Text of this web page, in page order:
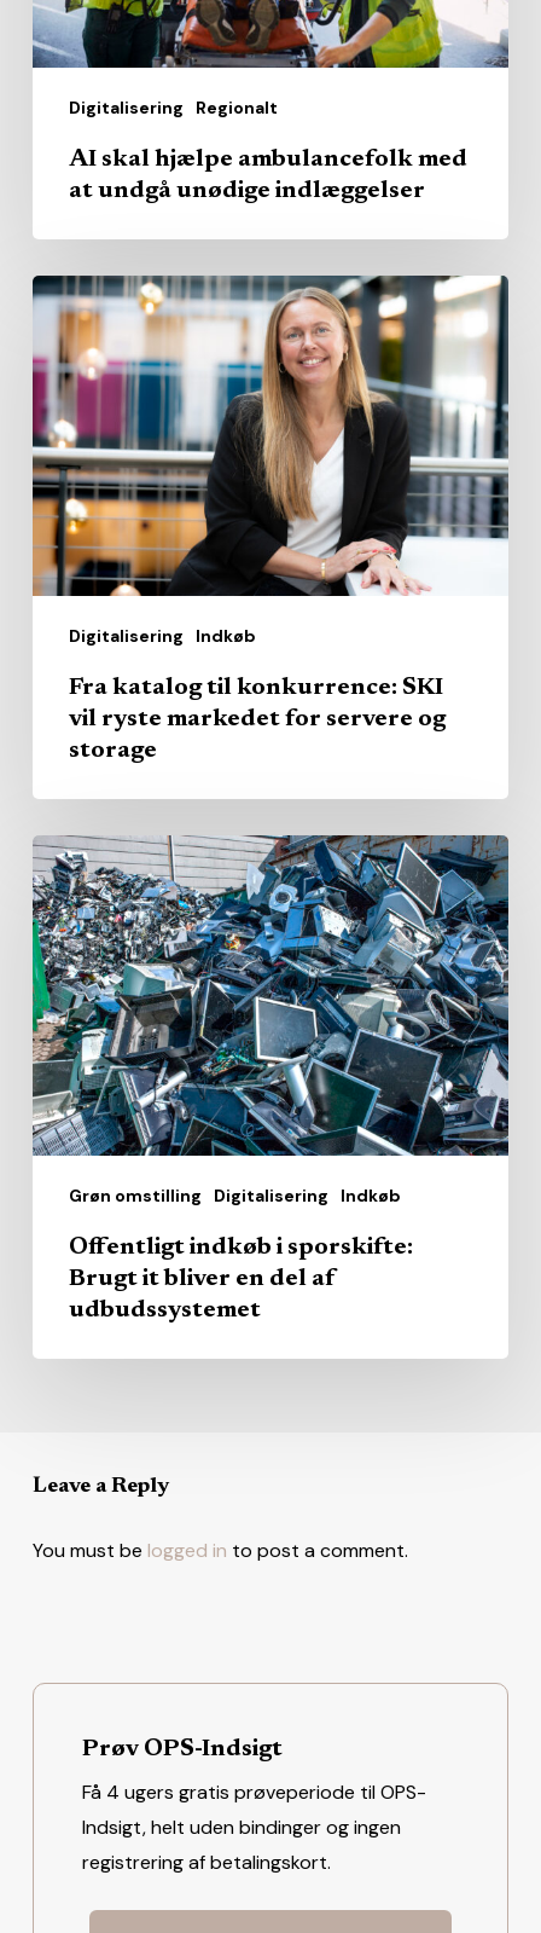
Digitalisering Regionalt
unødige
indlæggelser
AI skal hjælpe ambulancefolk med
at undgå unødige indlæggelser
Digitalisering Indkøb
Fra
katalog
til
konkurrence:
SKI
vil
ryste
markedet
for
storage
Fra katalog til konkurrence: SKI
vil ryste markedet for servere og
storage
Grøn omstilling Digitalisering Indkøb
Offentligt
indkøb
i
sporskifte:
Brugt
it
bliver
en
del
udbudssystemet
Offentligt indkøb i sporskifte:
Brugt it bliver en del af
udbudssystemet
Leave a Reply
You must be logged in to post a comment.
Prøv OPS-Indsigt
Få 4 ugers gratis prøveperiode til OPS-
Indsigt, helt uden bindinger og ingen
registrering af betalingskort.